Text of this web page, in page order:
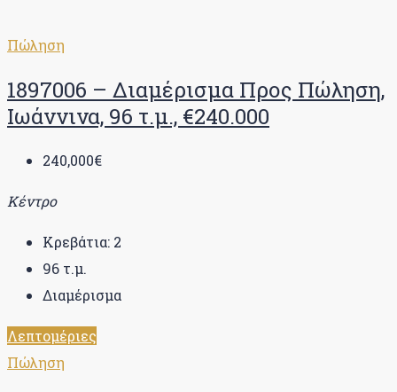
Πώληση
1897006 – Διαμέρισμα Προς Πώληση,
Ιωάννινα, 96 τ.μ., €240.000
240,000€
Κέντρο
Κρεβάτια: 2
96 τ.μ.
Διαμέρισμα
Λεπτομέριες
Πώληση